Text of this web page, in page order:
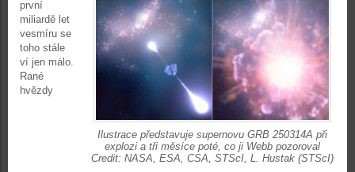
Ilustrace představuje supernovu GRB 250314A při
explozi a tři měsíce poté, co ji Webb pozoroval
Credit: NASA, ESA, CSA, STScI, L. Hustak (STScI)
první
miliardě let
vesmíru se
toho stále
ví jen málo.
Rané
hvězdy